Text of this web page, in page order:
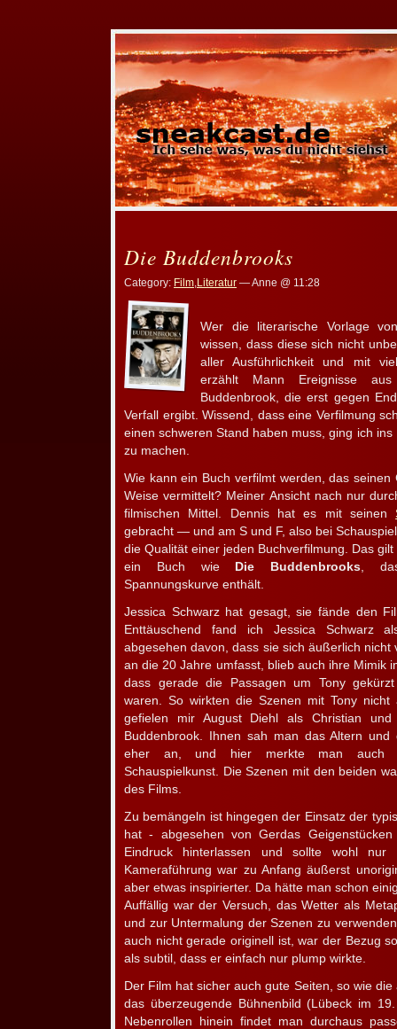
Die Buddenbrooks
Category: Film Literatur — Anne @ 11:28
Wer die literarische Vorlage
wissen, dass diese sich nicht
aller Ausführlichkeit und mit
erzählt Mann Ereignisse
Buddenbrook, die erst gegen
Verfall ergibt. Wissend, dass eine Verfilmung
einen schweren Stand haben muss, ging ich
zu machen.
Wie kann ein Buch verfilmt werden, das
Weise vermittelt? Meiner Ansicht nach nur
filmischen Mittel. Dennis hat es mit seinen
gebracht — und am S und F, also bei
die Qualität einer jeden Buchverfilmung. Das
ein Buch wie Die Buddenbrooks ,
Spannungskurve enthält.
Jessica Schwarz hat gesagt, sie fände den
Enttäuschend fand ich Jessica Schwarz
abgesehen davon, dass sie sich äußerlich
an die 20 Jahre umfasst, blieb auch ihre Mimik
dass gerade die Passagen um Tony
waren. So wirkten die Szenen mit Tony nicht
gefielen mir August Diehl als Christian
Buddenbrook. Ihnen sah man das Altern und
eher an, und hier merkte man auch
Schauspielkunst. Die Szenen mit den beiden
des Films.
Zu bemängeln ist hingegen der Einsatz der
hat - abgesehen von Gerdas
Eindruck hinterlassen und sollte wohl nur
Kameraführung war zu Anfang äußerst
aber etwas inspirierter. Da hätte man schon
Auffällig war der Versuch, das Wetter als
und zur Untermalung der Szenen zu
auch nicht gerade originell ist, war der Bezug
als subtil, dass er einfach nur plump wirkte.
Der Film hat sicher auch gute Seiten, so wie
das überzeugende Bühnenbild (Lübeck im
Nebenrollen hinein findet man durchaus